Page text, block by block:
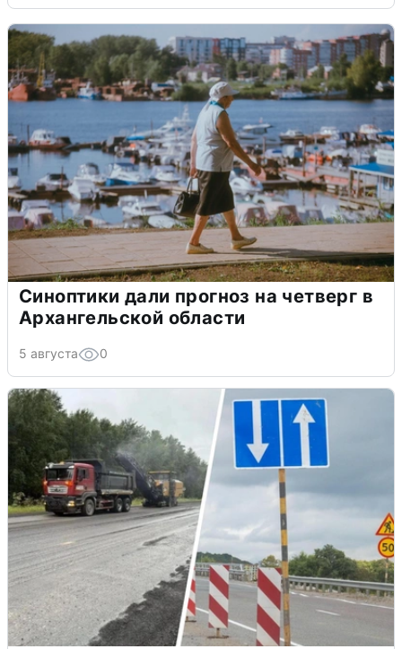
Синоптики дали прогноз на четверг в
Архангельской области
5 августа 0